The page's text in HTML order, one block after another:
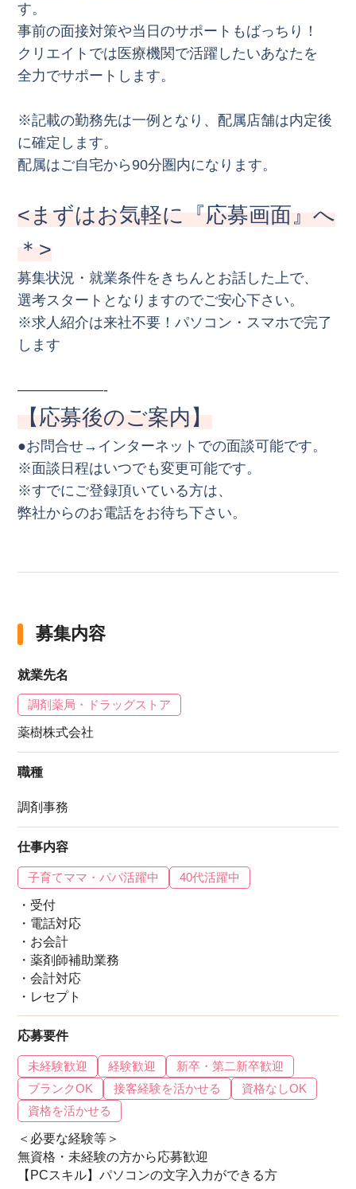
す。
事前の面接対策や当日のサポートもばっちり！
クリエイトでは医療機関で活躍したいあなたを
全力でサポートします。
※記載の勤務先は一例となり、配属店舗は内定後
に確定します。
配属はご自宅から90分圏内になります。
<まずはお気軽に『応募画面』へ
＊>
募集状況・就業条件をきちんとお話した上で、
選考スタートとなりますのでご安心下さい。
※求人紹介は来社不要！パソコン・スマホで完了
します
——————-
【応募後のご案内】
●お問合せ→インターネットでの面談可能です。
※面談日程はいつでも変更可能です。
※すでにご登録頂いている方は、
弊社からのお電話をお待ち下さい。
募集内容
就業先名
調剤薬局・ドラッグストア
薬樹株式会社
職種
調剤事務
仕事内容
子育てママ・パパ活躍中 40代活躍中
・受付
・電話対応
・お会計
・薬剤師補助業務
・会計対応
・レセプト
応募要件
未経験歓迎 経験歓迎
新卒・第二新卒歓迎
ブランクOK
接客経験を活かせる
資格なしOK
資格を活かせる
＜必要な経験等＞
無資格・未経験の方から応募歓迎
【PCスキル】パソコンの文字入力ができる方